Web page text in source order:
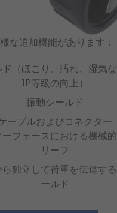
な追加機能があります：
（ほこり、汚れ、湿気
IP等級の向上）
振動シールド
ーブルおよびコネクター
フェースにおける機械
リーフ
独立して荷重を伝達す
ールド